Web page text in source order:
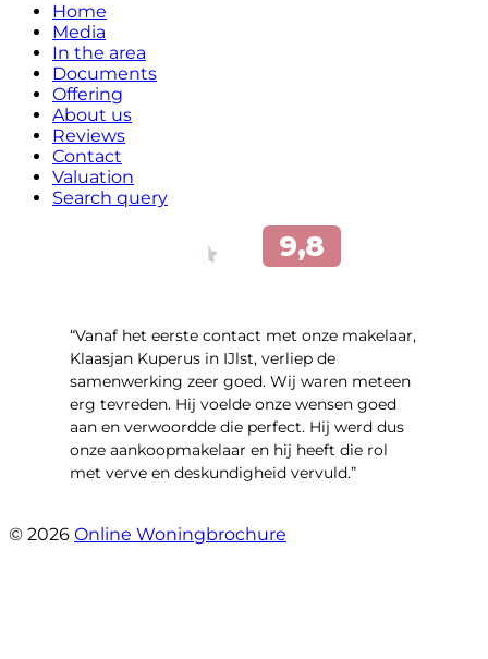
Home
Media
In the area
Documents
Offering
About us
Reviews
Contact
Valuation
Search query
“Vanaf het eerste contact met onze makelaar,
Klaasjan Kuperus in IJlst, verliep de
samenwerking zeer goed. Wij waren meteen
erg tevreden. Hij voelde onze wensen goed
aan en verwoordde die perfect. Hij werd dus
onze aankoopmakelaar en hij heeft die rol
met verve en deskundigheid vervuld.”
© 2026 Online Woningbrochure